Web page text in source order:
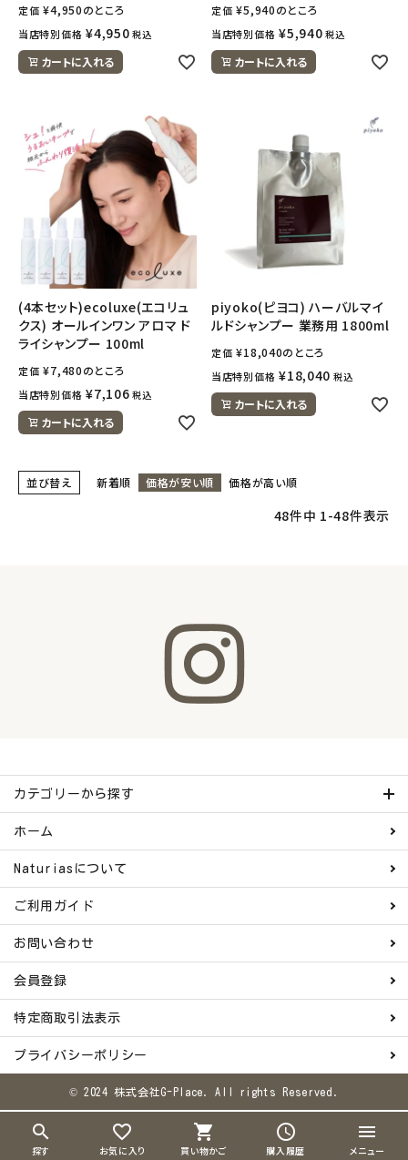
search
探す
favorite_border
お気に入り
shopping_cart
買い物かご
schedule
購入履歴
menu
メニュー
定価 ¥4,950のところ
当店特別価格 ¥4,950 税込
カートに入れる
定価 ¥5,940のところ
当店特別価格 ¥5,940 税込
カートに入れる
(4本セット)ecoluxe(エコリュ
クス) オールインワン アロマ ド
ライシャンプー 100ml
定価 ¥7,480のところ
当店特別価格 ¥7,106 税込
カートに入れる
piyoko(ピヨコ) ハーバルマイ
ルドシャンプー 業務用 1800ml
定価 ¥18,040のところ
当店特別価格 ¥18,040 税込
カートに入れる
並び替え 新着順 価格が安い順 価格が高い順
48件中 1-48件表示
カテゴリーから探す
ホーム
Naturiasについて
ご利用ガイド
お問い合わせ
会員登録
特定商取引法表示
プライバシーポリシー
© 2024 株式会社G-Place. All rights Reserved.